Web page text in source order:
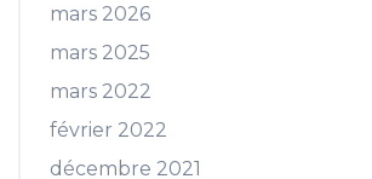
mars 2026
mars 2025
mars 2022
février 2022
décembre 2021